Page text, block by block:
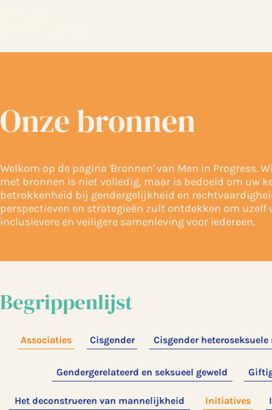
Onze bronnen
Welkom op de pagina 'Bronnen' van Men in
met bronnen is niet volledig, maar is bedoeld om uw
betrokkenheid bij gendergelijkheid en
perspectieven en strategieën zult ontdekken om
inclusievere en veiligere samenleving voor iedereen.
Begrippenlijst
Associaties Cisgender Cisgender heteroseksuele
Gendergerelateerd en seksueel geweld
Het deconstrueren van mannelijkheid Initiatives